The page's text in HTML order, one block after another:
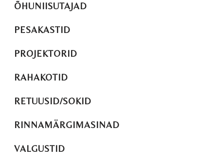
ÕHUNIISUTAJAD
PESAKASTID
PROJEKTORID
RAHAKOTID
RETUUSID/SOKID
RINNAMÄRGIMASINAD
VALGUSTID